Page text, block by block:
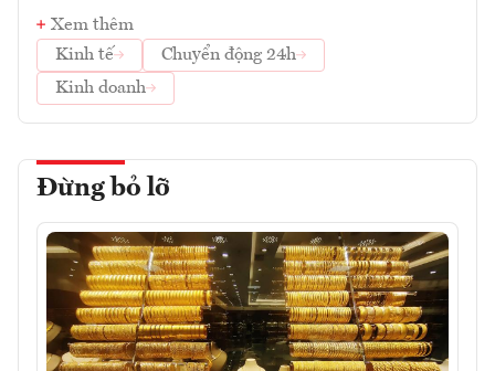
Xem thêm
Kinh tế
Chuyển động 24h
Kinh doanh
Đừng bỏ lỡ